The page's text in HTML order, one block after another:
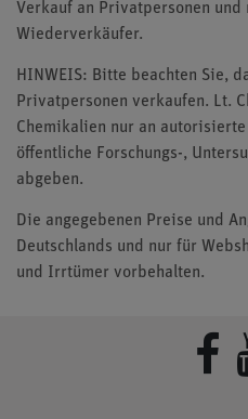
Verkauf an Privatpersonen
Wiederverkäufer.
HINWEIS: Bitte beachten Sie,
Privatpersonen verkaufen. Lt.
Chemikalien nur an
öffentliche Forschungs-,
abgeben.
Die angegebenen Preise und
Deutschlands und nur für
und Irrtümer vorbehalten.